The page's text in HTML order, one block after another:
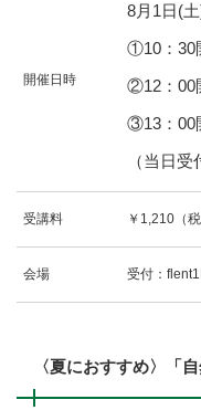
開催日時
8月 1日(
①10：30
②12：00
③13：00
（当日受
受講料 ￥1,210（
会場 受付：
〈夏におすすめ〉「